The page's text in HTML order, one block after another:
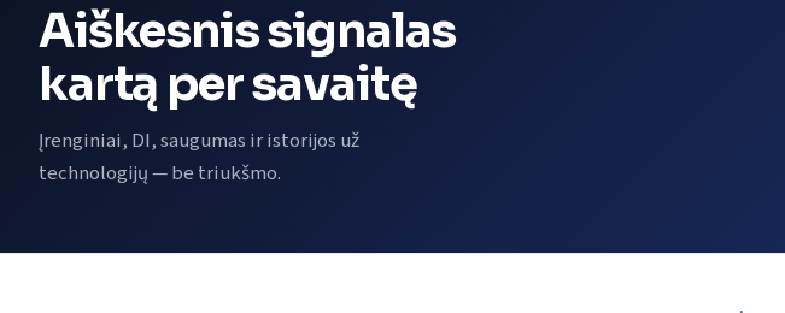
Aiškesnis signalas
kartą per savaitę
Įrenginiai, DI, saugumas ir istorijos už
technologijų — be triukšmo.